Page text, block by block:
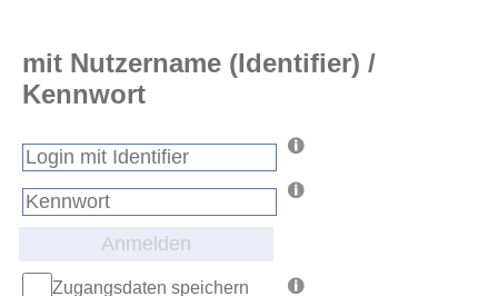
mit Nutzername (Identifier) /
Kennwort
Anmelden
Zugangsdaten speichern